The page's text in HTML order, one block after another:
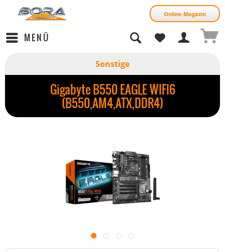
Online Magazin
MENÜ
Sonstige
Gigabyte B550 EAGLE WIFI6
(B550,AM4,ATX,DDR4)